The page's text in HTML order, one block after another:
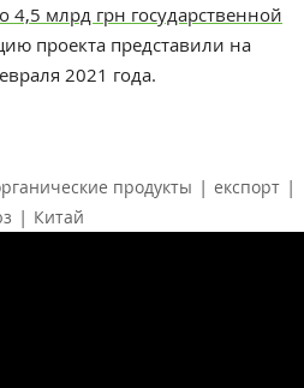
4,5 млрд грн государственной
проекта представили на
2021 года.
продукты | експорт |
| Китай